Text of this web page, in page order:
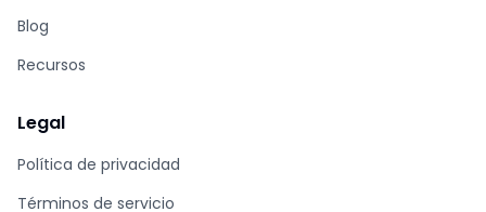
Blog
Recursos
Legal
Política de privacidad
Términos de servicio